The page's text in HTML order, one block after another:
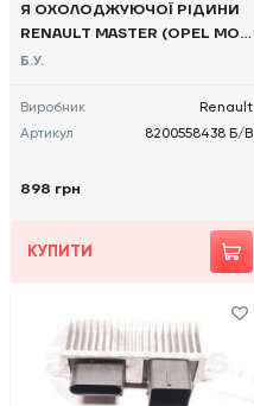
Я ОХОЛОДЖУЮЧОЇ РІДИНИ
RENAULT MASTER (OPEL MOV
ANO, NISSAN NV400) 2010 -,
Б.У.
Виробник
Renault
Артикул
8200558438 Б/В
898 грн
КУПИТИ